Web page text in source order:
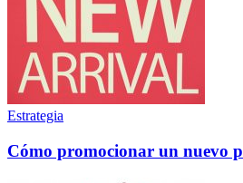
Estrategia
Cómo promocionar un nuevo